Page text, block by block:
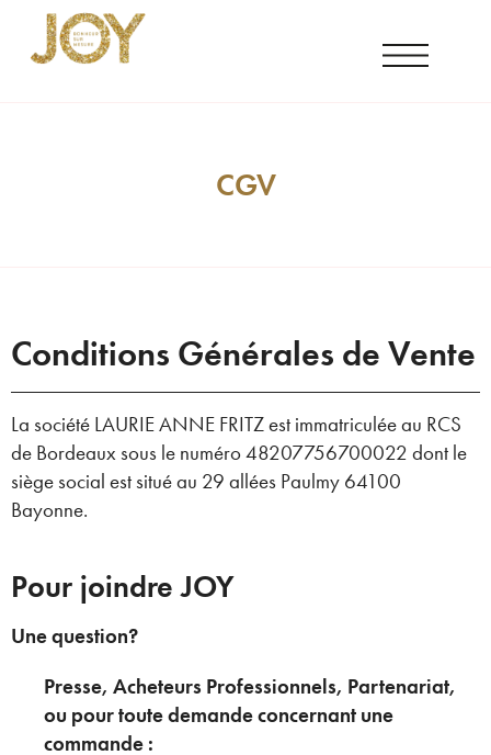
CGV
Conditions Générales de Vente
La société LAURIE ANNE FRITZ est immatriculée au RCS
de Bordeaux sous le numéro 48207756700022 dont le
siège social est situé au 29 allées Paulmy 64100
Bayonne.
Pour joindre JOY
Une question?
Presse, Acheteurs Professionnels, Partenariat,
ou pour toute demande concernant une
commande :